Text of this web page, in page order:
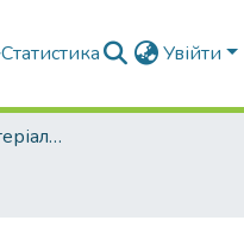
Статистика Увійти
Конференції та матеріали конференцій